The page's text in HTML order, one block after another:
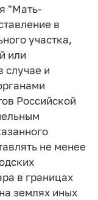
"Мать-
в
участка,
или
случае и
Российской
не менее
в границах
землях иных